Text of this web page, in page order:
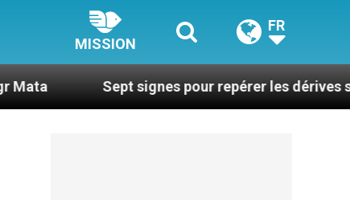
MISSION
FR
Sept signes pour repérer les dérives sectaires du